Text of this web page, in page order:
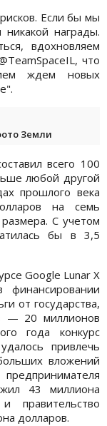
Если бы мы
награды.
вдохновляем
что
ждем новых
Земли
всего 100
любой другой
прошлого века
на семь
С учетом
бы в 3,5
Google Lunar X
финансировании
от государства,
— 20 миллионов
года конкурс
привлечь
вложений
43 миллиона
правительство
долларов.